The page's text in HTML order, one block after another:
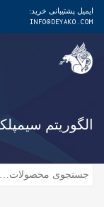
ایمیل پشتیبانی خرید:
INFO@DEYAKO.COM
الگوریتم